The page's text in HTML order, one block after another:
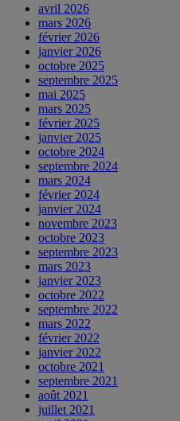
avril 2026
mars 2026
février 2026
janvier 2026
octobre 2025
septembre 2025
mai 2025
mars 2025
février 2025
janvier 2025
octobre 2024
septembre 2024
mars 2024
février 2024
janvier 2024
novembre 2023
octobre 2023
septembre 2023
mars 2023
janvier 2023
octobre 2022
septembre 2022
mars 2022
février 2022
janvier 2022
octobre 2021
septembre 2021
août 2021
juillet 2021